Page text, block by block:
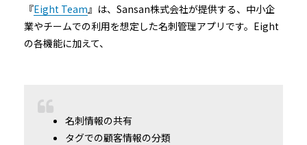
『Eight Team 』は、Sansan株式会社が提供する、中小企
業やチームでの利用を想定した名刺管理アプリです。Eight
の各機能に加えて、
名刺情報の共有
タグでの顧客情報の分類